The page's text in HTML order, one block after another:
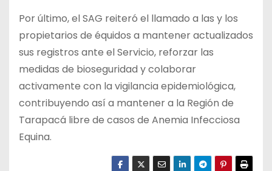
Por último, el SAG reiteró el llamado a las y los
propietarios de équidos a mantener actualizados
sus registros ante el Servicio, reforzar las
medidas de bioseguridad y colaborar
activamente con la vigilancia epidemiológica,
contribuyendo así a mantener a la Región de
Tarapacá libre de casos de Anemia Infecciosa
Equina.